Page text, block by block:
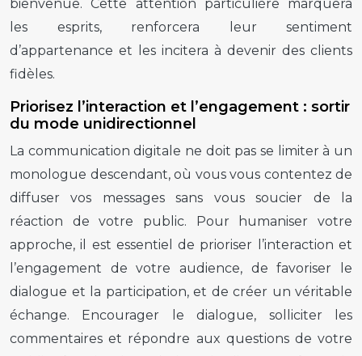
bienvenue. Cette attention particulière marquera
les esprits, renforcera leur sentiment
d’appartenance et les incitera à devenir des clients
fidèles.
Priorisez l’interaction et l’engagement : sortir
du mode unidirectionnel
La communication digitale ne doit pas se limiter à un
monologue descendant, où vous vous contentez de
diffuser vos messages sans vous soucier de la
réaction de votre public. Pour humaniser votre
approche, il est essentiel de prioriser l’interaction et
l’engagement de votre audience, de favoriser le
dialogue et la participation, et de créer un véritable
échange. Encourager le dialogue, solliciter les
commentaires et répondre aux questions de votre